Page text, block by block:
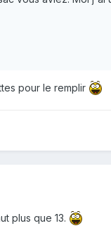
pour le remplir
plus que 13.